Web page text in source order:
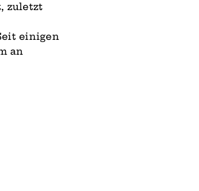
zuletzt
einigen
an